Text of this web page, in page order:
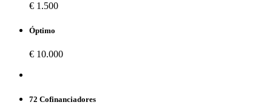
€ 1.500
Óptimo
€ 10.000
72 Cofinanciadores